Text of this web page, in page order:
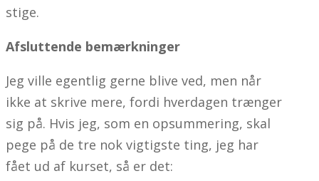
stige.
Afsluttende bemærkninger
Jeg ville egentlig gerne blive ved, men når
ikke at skrive mere, fordi hverdagen trænger
sig på. Hvis jeg, som en opsummering, skal
pege på de tre nok vigtigste ting, jeg har
fået ud af kurset, så er det: